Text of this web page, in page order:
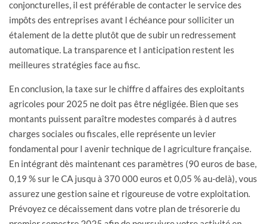
conjoncturelles, il est préférable de contacter le service des
impôts des entreprises avant l échéance pour solliciter un
étalement de la dette plutôt que de subir un redressement
automatique. La transparence et l anticipation restent les
meilleures stratégies face au fisc.
En conclusion, la taxe sur le chiffre d affaires des exploitants
agricoles pour 2025 ne doit pas être négligée. Bien que ses
montants puissent paraître modestes comparés à d autres
charges sociales ou fiscales, elle représente un levier
fondamental pour l avenir technique de l agriculture française.
En intégrant dès maintenant ces paramètres (90 euros de base,
0,19 % sur le CA jusqu à 370 000 euros et 0,05 % au-delà), vous
assurez une gestion saine et rigoureuse de votre exploitation.
Prévoyez ce décaissement dans votre plan de trésorerie du